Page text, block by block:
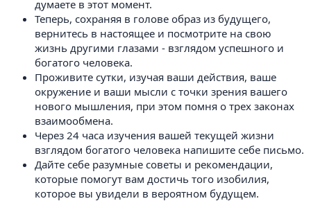
думаете в этот момент.
Теперь, сохраняя в голове образ из будущего,
вернитесь в настоящее и посмотрите на свою
жизнь другими глазами - взглядом успешного и
богатого человека.
Проживите сутки, изучая ваши действия, ваше
окружение и ваши мысли с точки зрения вашего
нового мышления, при этом помня о трех законах
взаимообмена.
Через 24 часа изучения вашей текущей жизни
взглядом богатого человека напишите себе письмо.
Дайте себе разумные советы и рекомендации,
которые помогут вам достичь того изобилия,
которое вы увидели в вероятном будущем.